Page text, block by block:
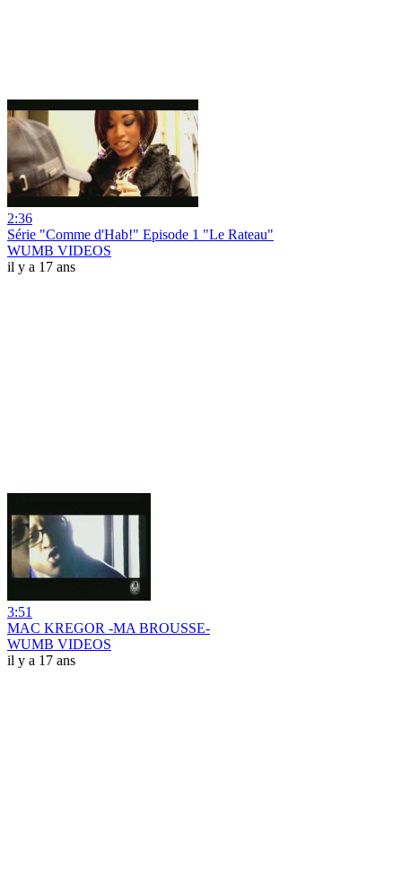
2:36
Série "Comme d'Hab!" Episode 1 "Le Rateau"
WUMB VIDEOS
il y a 17 ans
3:51
MAC KREGOR -MA BROUSSE-
WUMB VIDEOS
il y a 17 ans